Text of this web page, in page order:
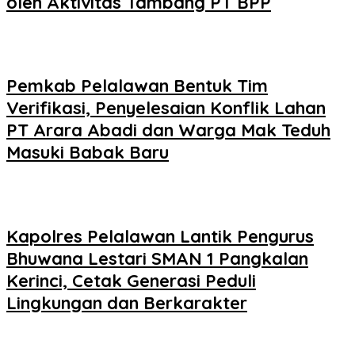
Pemkab Pelalawan Bentuk Tim
Verifikasi, Penyelesaian Konflik Lahan
PT Arara Abadi dan Warga Mak Teduh
Masuki Babak Baru
Kapolres Pelalawan Lantik Pengurus
Bhuwana Lestari SMAN 1 Pangkalan
Kerinci, Cetak Generasi Peduli
Lingkungan dan Berkarakter